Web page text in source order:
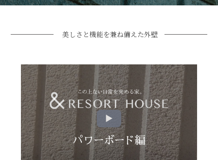
美しさと機能を兼ね備えた外壁